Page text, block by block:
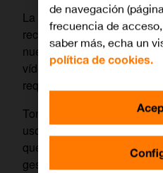
La huella ecológica digital
recursos que se consumen
nuestra vida online. Cada
vídeo reproducido o cada
requiere energía.
Tomar conciencia de esto
uso más responsable de la
que no hace falta hacer
gestos digitales pueden
de navegación
frecuencia de
saber más, echa un
política de cookies.